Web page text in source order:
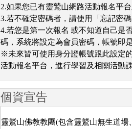
2.如果您已有靈鷲山網路活動報名平
3.若不確定密碼者，請使用「忘記密碼
4.若您是第一次報名 或不知道自己是
碼，系統將設定為會員密碼，帳號即
※未來皆可使用身分證帳號跟此設定
活動報名平台，進行學習及相關活動
個資宣告
靈鷲山佛教教團(包含靈鷲山無生道場